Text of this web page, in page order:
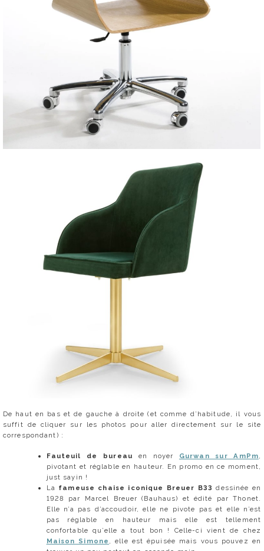
De haut en bas et de gauche à droite (et comme d’habitude, il vous
suffit de cliquer sur les photos pour aller directement sur le site
correspondant) :
Fauteuil de bureau en noyer Gurwan sur AmPm,
pivotant et réglable en hauteur. En promo en ce moment,
just sayin !
La fameuse chaise iconique Breuer B33dessinée en
1928 par Marcel Breuer (Bauhaus) et édité par Thonet.
Elle n’a pas d’accoudoir, elle ne pivote pas et elle n’est
pas réglable en hauteur mais elle est tellement
confortable qu’elle a tout bon ! Celle-ci vient de chez
Maison Simone , elle est épuisée mais vous pouvez en